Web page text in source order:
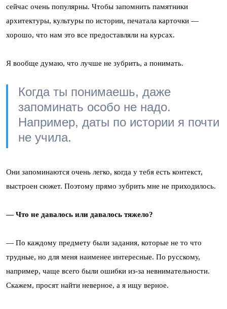
сейчас очень популярны. Чтобы запомнить памятники
архитектуры, культуры по истории, печатала карточки —
хорошо, что нам это все предоставляли на курсах.
Я вообще думаю, что лучше не зубрить, а понимать.
Когда ты понимаешь, даже
запоминать особо не надо.
Например, даты по истории я почти
не учила.
Они запоминаются очень легко, когда у тебя есть контекст,
выстроен сюжет. Поэтому прямо зубрить мне не приходилось.
— Что не давалось или давалось тяжело?
— По каждому предмету были задания, которые не то что
трудные, но для меня наименее интересные. По русскому,
например, чаще всего были ошибки из-за невнимательности.
Скажем, просят найти неверное, а я ищу верное.